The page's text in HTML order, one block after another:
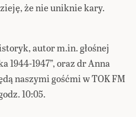
że nie uniknie kary.
autor m.in. głośnej
1944-1947”, oraz dr Anna
naszymi gośćmi w TOK FM
10:05.